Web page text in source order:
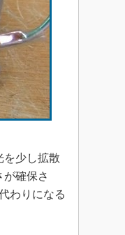
を少し拡散
確保さ
わりになる